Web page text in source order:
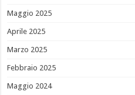
Maggio 2025
Aprile 2025
Marzo 2025
Febbraio 2025
Maggio 2024